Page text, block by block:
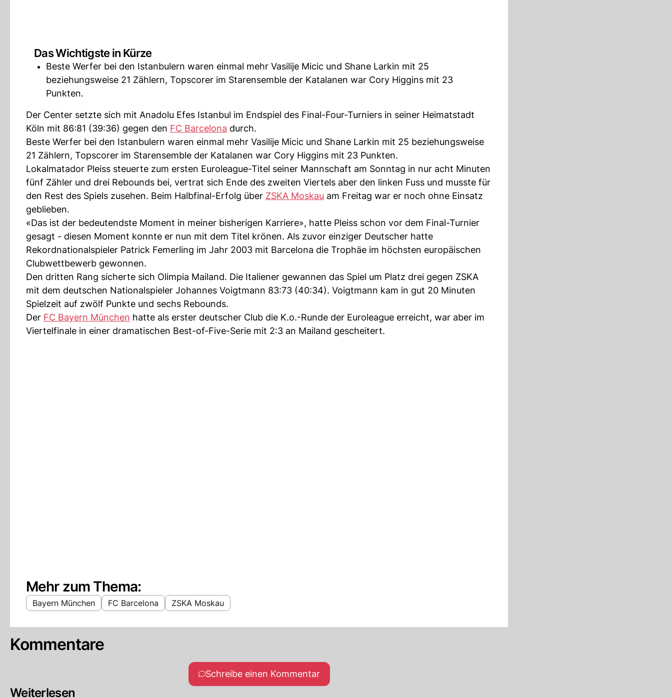
Das Wichtigste in Kürze
Beste Werfer bei den Istanbulern waren einmal mehr Vasilije Micic und Shane Larkin mit 25
beziehungsweise 21 Zählern, Topscorer im Starensemble der Katalanen war Cory Higgins mit 23
Punkten.
Der Center setzte sich mit Anadolu Efes Istanbul im Endspiel des Final-Four-Turniers in seiner Heimatstadt
Köln mit 86:81 (39:36) gegen den FC Barcelona durch.
Beste Werfer bei den Istanbulern waren einmal mehr Vasilije Micic und Shane Larkin mit 25 beziehungsweise
21 Zählern, Topscorer im Starensemble der Katalanen war Cory Higgins mit 23 Punkten.
Lokalmatador Pleiss steuerte zum ersten Euroleague-Titel seiner Mannschaft am Sonntag in nur acht Minuten
fünf Zähler und drei Rebounds bei, vertrat sich Ende des zweiten Viertels aber den linken Fuss und musste für
den Rest des Spiels zusehen. Beim Halbfinal-Erfolg über ZSKA Moskau am Freitag war er noch ohne Einsatz
geblieben.
«Das ist der bedeutendste Moment in meiner bisherigen Karriere», hatte Pleiss schon vor dem Final-Turnier
gesagt - diesen Moment konnte er nun mit dem Titel krönen. Als zuvor einziger Deutscher hatte
Rekordnationalspieler Patrick Femerling im Jahr 2003 mit Barcelona die Trophäe im höchsten europäischen
Clubwettbewerb gewonnen.
Den dritten Rang sicherte sich Olimpia Mailand. Die Italiener gewannen das Spiel um Platz drei gegen ZSKA
mit dem deutschen Nationalspieler Johannes Voigtmann 83:73 (40:34). Voigtmann kam in gut 20 Minuten
Spielzeit auf zwölf Punkte und sechs Rebounds.
Der FC Bayern München hatte als erster deutscher Club die K.o.-Runde der Euroleague erreicht, war aber im
Viertelfinale in einer dramatischen Best-of-Five-Serie mit 2:3 an Mailand gescheitert.
Mehr zum Thema:
Bayern München FC Barcelona ZSKA Moskau
Kommentare
Schreibe einen Kommentar
Weiterlesen